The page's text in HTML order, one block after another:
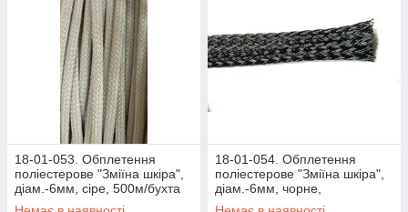
18-01-053. Обплетення
поліестерове "Зміїна шкіра",
діам.-6мм, сіре, 500м/бухта
18-01-054. Обплетення
поліестерове "Зміїна шкіра",
діам.-6мм, чорне,